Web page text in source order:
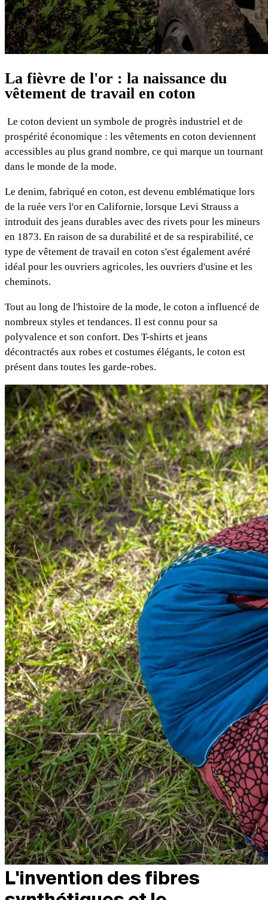
La fièvre de l'or : la naissance du
vêtement de travail en coton
Le coton devient un symbole de progrès industriel et de
prospérité économique : les vêtements en coton deviennent
accessibles au plus grand nombre, ce qui marque un tournant
dans le monde de la mode.
Le denim, fabriqué en coton, est devenu emblématique lors
de la ruée vers l'or en Californie, lorsque Levi Strauss a
introduit des jeans durables avec des rivets pour les mineurs
en 1873. En raison de sa durabilité et de sa respirabilité, ce
type de vêtement de travail en coton s'est également avéré
idéal pour les ouvriers agricoles, les ouvriers d'usine et les
cheminots.
Tout au long de l'histoire de la mode, le coton a influencé de
nombreux styles et tendances. Il est connu pour sa
polyvalence et son confort. Des T-shirts et jeans
décontractés aux robes et costumes élégants, le coton est
présent dans toutes les garde-robes.
L'invention des fibres